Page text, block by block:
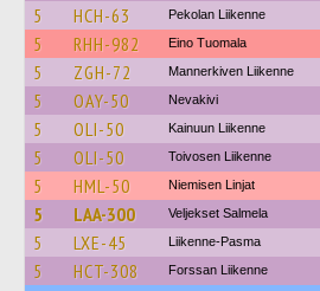
5 HCH-63 Pekolan Liikenne
5 RHH-982 Eino Tuomala
5 ZGH-72 Mannerkiven Liikenne
5 OAY-50 Nevakivi
5 OLI-50 Kainuun Liikenne
5 OLI-50 Toivosen Liikenne
5 HML-50 Niemisen Linjat
5 LAA-300 Veljekset Salmela
5 LXE-45 Liikenne-Pasma
5 HCT-308 Forssan Liikenne